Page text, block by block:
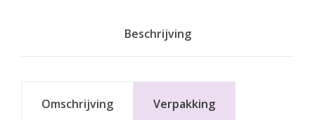
Beschrijving
Omschrijving Verpakking